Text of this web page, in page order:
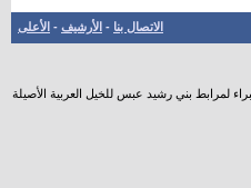
الاتصال بنا - الأرشيف - الأعلى
لمرابط بني رشيد عبس للخيل العربية الأصيلة